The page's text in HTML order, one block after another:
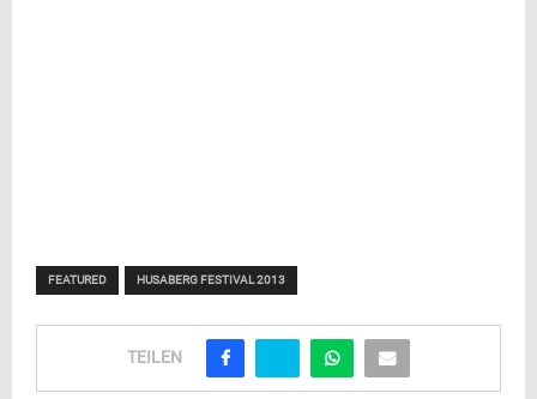
FEATURED HUSABERG FESTIVAL 2013
TEILEN